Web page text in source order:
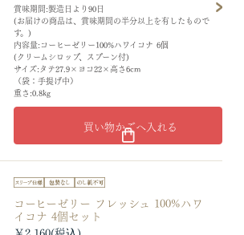
賞味期間:製造日より90日
(お届けの商品は、賞味期間の半分以上を有したもので
す。)
内容量:コーヒーゼリー100%ハワイコナ 6個
(クリームシロップ、スプーン付)
サイズ:タテ27.9×ヨコ22×高さ6cm
（袋：手提げ中）
重さ:0.8kg
買い物かごへ入れる
コーヒーゼリー フレッシュ 100%ハワ
イコナ 4個セット